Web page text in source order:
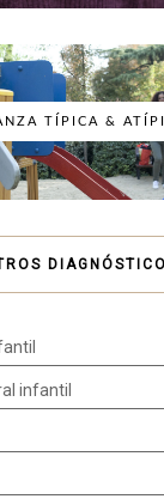
TÍPICA &
infantil